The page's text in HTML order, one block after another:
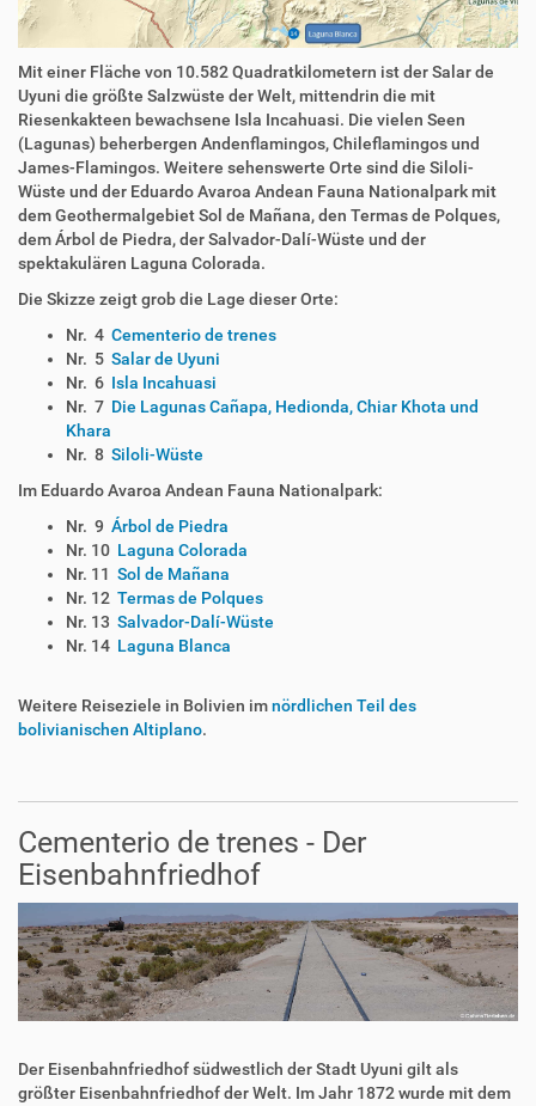
Mit einer Fläche von 10.582 Quadratkilometern ist der Salar de
Uyuni die größte Salzwüste der Welt, mittendrin die mit
Riesenkakteen bewachsene Isla Incahuasi. Die vielen Seen
(Lagunas) beherbergen Andenflamingos, Chileflamingos und
James-Flamingos. Weitere sehenswerte Orte sind die Siloli-
Wüste und der Eduardo Avaroa Andean Fauna Nationalpark mit
dem Geothermalgebiet Sol de Mañana, den Termas de Polques,
dem Árbol de Piedra, der Salvador-Dalí-Wüste und der
spektakulären Laguna Colorada.
Die Skizze zeigt grob die Lage dieser Orte:
Nr. 4 Cementerio de trenes
Nr. 5 Salar de Uyuni
Nr. 6 Isla Incahuasi
Nr. 7 Die Lagunas Cañapa, Hedionda, Chiar Khota und
Khara
Nr. 8 Siloli-Wüste
Im Eduardo Avaroa Andean Fauna Nationalpark:
Nr. 9 Árbol de Piedra
Nr. 10 Laguna Colorada
Nr. 11 Sol de Mañana
Nr. 12 Termas de Polques
Nr. 13 Salvador-Dalí-Wüste
Nr. 14 Laguna Blanca
Weitere Reiseziele in Bolivien imnördlichen Teil des
bolivianischen Altiplano.
Cementerio de trenes - Der
Eisenbahnfriedhof
Der Eisenbahnfriedhof südwestlich der Stadt Uyuni gilt als
größter Eisenbahnfriedhof der Welt. Im Jahr 1872 wurde mit dem